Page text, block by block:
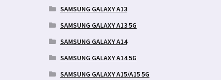
SAMSUNG GALAXY A13
SAMSUNG GALAXY A13 5G
SAMSUNG GALAXY A14
SAMSUNG GALAXY A14 5G
SAMSUNG GALAXY A15/A15 5G